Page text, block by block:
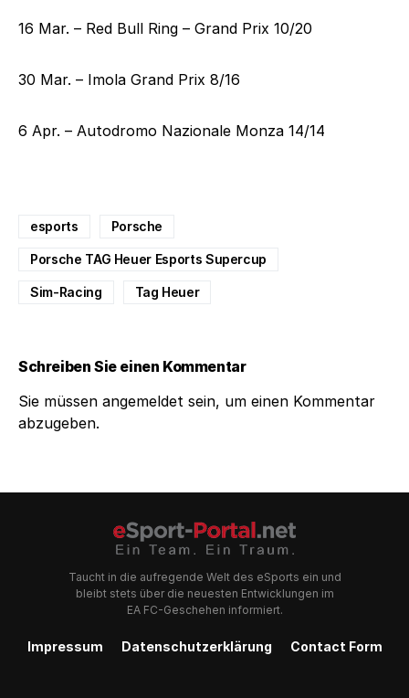
16 Mar. – Red Bull Ring – Grand Prix 10/20
30 Mar. – Imola Grand Prix 8/16
6 Apr. – Autodromo Nazionale Monza 14/14
esports Porsche
Porsche TAG Heuer Esports Supercup
Sim-Racing Tag Heuer
Schreiben Sie einen Kommentar
Sie müssen angemeldet sein, um einen Kommentar
abzugeben.
Taucht in die aufregende Welt des eSports ein und
bleibt stets über die neuesten Entwicklungen im
EA FC-Geschehen informiert.
Impressum Datenschutzerklärung Contact Form